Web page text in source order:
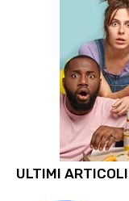
ULTIMI ARTICOLI